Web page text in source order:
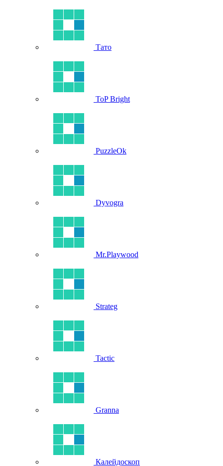
Тато
ToP Bright
PuzzleOk
Dyvogra
Mr.Playwood
Strateg
Tactic
Granna
Калейдоскоп